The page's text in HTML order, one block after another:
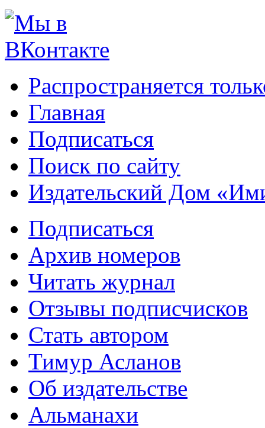
Распространяется
Главная
Подписаться
Поиск по сайту
Издательский Дом
Подписаться
Архив номеров
Читать журнал
Отзывы подписчисков
Стать автором
Тимур Асланов
Об издательстве
Альманахи